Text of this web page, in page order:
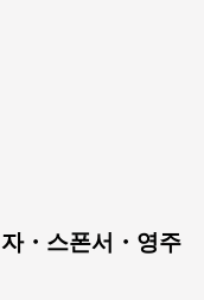
・스폰서・영주